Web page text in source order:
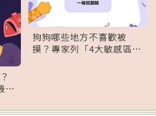
傷
狗狗哪些地方不喜歡被
摸？專家列「4大敏感區